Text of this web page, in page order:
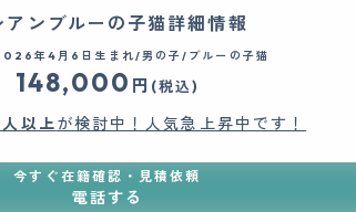
アンブルーの子猫詳細情報
年4月6日生まれ/男の子/ブルーの子猫
148,000 円 (税込)
以上が検討中！人気急上昇中です！
今すぐ在籍確認・見積依頼
電話する